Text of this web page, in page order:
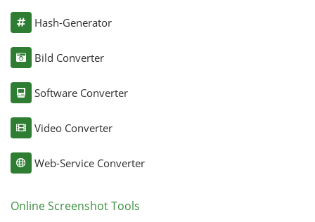
Hash-Generator
Bild Converter
Software Converter
Video Converter
Web-Service Converter
Online Screenshot Tools